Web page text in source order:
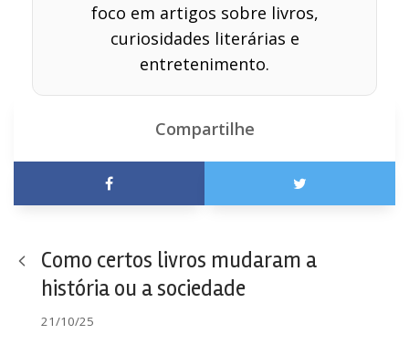
foco em artigos sobre livros,
curiosidades literárias e
entretenimento.
Compartilhe
Como certos livros mudaram a
história ou a sociedade
21/10/25